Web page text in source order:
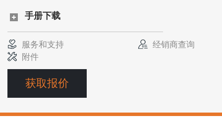
手册下载
服务和支持
经销商查询
附件
获取报价